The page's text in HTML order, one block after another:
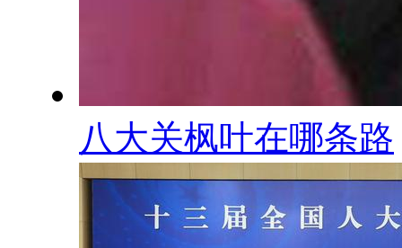
八大关枫叶在哪条路